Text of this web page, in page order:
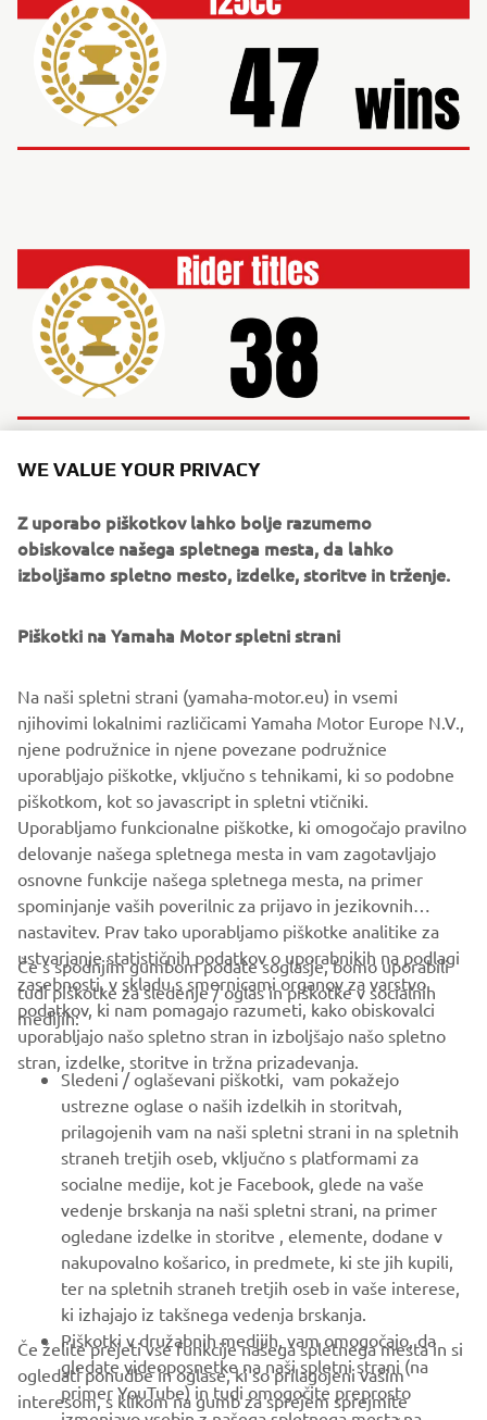
PODJETJA
ZA PODJETJA
VEČ YAMAHA
PODPORA
GLASILO
Med prvimi prejmite novice o najnovejših ponudbah, posebnih
dogodkih, novih izdajah in še veliko več
WE VALUE YOUR PRIVACY
Z uporabo piškotkov lahko bolje razumemo
obiskovalce našega spletnega mesta, da lahko
izboljšamo spletno mesto, izdelke, storitve in trženje.
Piškotki na Yamaha Motor spletni strani
Na naši spletni strani (yamaha-motor.eu) in vsemi
njihovimi lokalnimi različicami Yamaha Motor Europe N.V.,
njene podružnice in njene povezane podružnice
uporabljajo piškotke, vključno s tehnikami, ki so podobne
piškotkom, kot so javascript in spletni vtičniki.
Uporabljamo funkcionalne piškotke, ki omogočajo pravilno
delovanje našega spletnega mesta in vam zagotavljajo
osnovne funkcije našega spletnega mesta, na primer
spominjanje vaših poverilnic za prijavo in jezikovnih
nastavitev. Prav tako uporabljamo piškotke analitike za
ustvarjanje statističnih podatkov o uporabnikih na podlagi
zasebnosti, v skladu s smernicami organov za varstvo
podatkov, ki nam pomagajo razumeti, kako obiskovalci
uporabljajo našo spletno stran in izboljšajo našo spletno
stran, izdelke, storitve in tržna prizadevanja.
Če s spodnjim gumbom podate soglasje, bomo uporabili
tudi piškotke za sledenje / oglas in piškotke v socialnih
medijih:
Sledeni / oglaševani piškotki, vam pokažejo
ustrezne oglase o naših izdelkih in storitvah,
prilagojenih vam na naši spletni strani in na spletnih
straneh tretjih oseb, vključno s platformami za
socialne medije, kot je Facebook, glede na vaše
vedenje brskanja na naši spletni strani, na primer
ogledane izdelke in storitve , elemente, dodane v
nakupovalno košarico, in predmete, ki ste jih kupili,
ter na spletnih straneh tretjih oseb in vaše interese,
ki izhajajo iz takšnega vedenja brskanja.
Piškotki v družabnih medijih, vam omogočajo, da
gledate videoposnetke na naši spletni strani (na
primer YouTube) in tudi omogočite preprosto
Če želite prejeti vse funkcije našega spletnega mesta in si
ogledati ponudbe in oglase, ki so prilagojeni vašim
interesom, s klikom na gumb za sprejem sprejmite